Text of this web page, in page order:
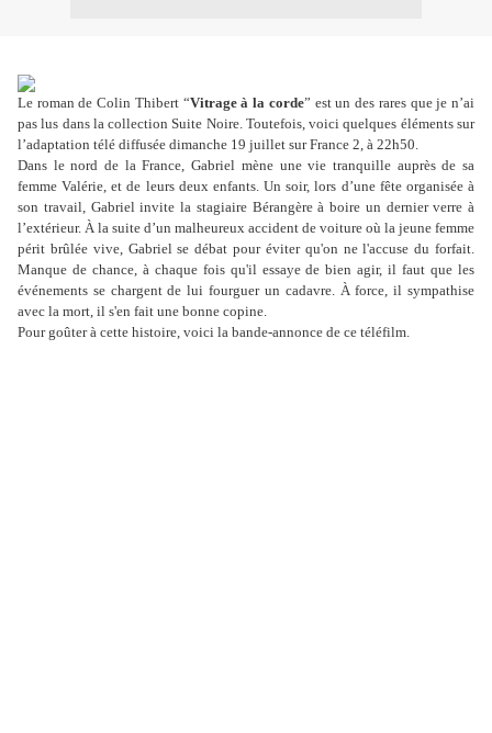
Le roman de Colin Thibert “Vitrage à la corde” est un des rares que je n’ai
pas lus dans la collection Suite Noire. Toutefois, voici quelques éléments sur
l’adaptation télé diffusée dimanche 19 juillet sur France 2, à 22h50.
Dans le nord de la France, Gabriel mène une vie tranquille auprès de sa
femme Valérie, et de leurs deux enfants. Un soir, lors d’une fête organisée à
son travail, Gabriel invite la stagiaire Bérangère à boire un dernier verre à
l’extérieur. À la suite d’un malheureux accident de voiture où la jeune femme
périt brûlée vive, Gabriel se débat pour éviter qu'on ne l'accuse du forfait.
Manque de chance, à chaque fois qu'il essaye de bien agir, il faut que les
événements se chargent de lui fourguer un cadavre. À force, il sympathise
avec la mort, il s'en fait une bonne copine.
Pour goûter à cette histoire, voici la bande-annonce de ce téléfilm.